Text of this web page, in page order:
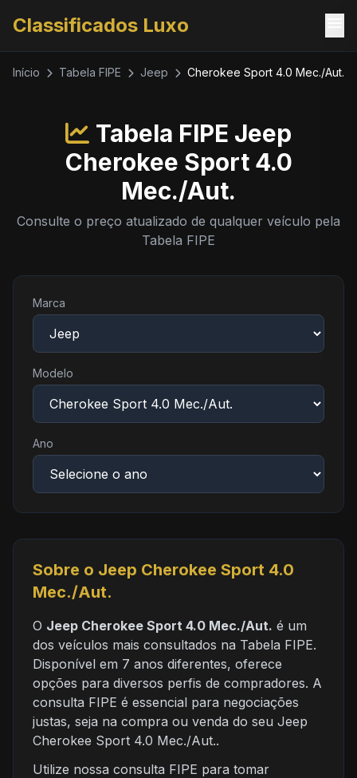
Classificados Luxo
Início Tabela FIPE Jeep Cherokee Sport 4.0 Mec./Aut.
Tabela FIPE Jeep
Cherokee Sport 4.0
Mec./Aut.
Consulte o preço atualizado de qualquer veículo pela
Tabela FIPE
Marca
Modelo
Ano
Sobre o Jeep Cherokee Sport 4.0
Mec./Aut.
O Jeep Cherokee Sport 4.0 Mec./Aut. é um
dos veículos mais consultados na Tabela FIPE.
Disponível em 7 anos diferentes, oferece
opções para diversos perfis de compradores. A
consulta FIPE é essencial para negociações
justas, seja na compra ou venda do seu Jeep
Cherokee Sport 4.0 Mec./Aut..
Utilize nossa consulta FIPE para tomar